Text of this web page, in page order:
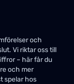
och
Vi riktar oss till
– här får du
och mer
spelar hos